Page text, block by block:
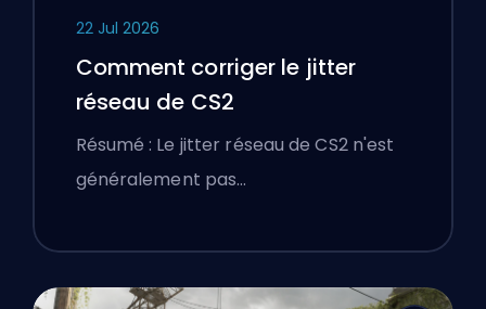
22 Jul 2026
Comment corriger le jitter
réseau de CS2
Résumé : Le jitter réseau de CS2 n'est
généralement pas…